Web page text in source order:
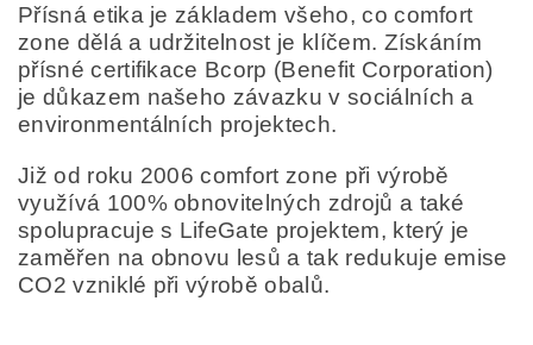
Přísná etika je základem všeho, co comfort
zone dělá a udržitelnost je klíčem. Získáním
přísné certifikace Bcorp (Benefit Corporation)
je důkazem našeho závazku v sociálních a
environmentálních projektech.
Již od roku 2006 comfort zone při výrobě
využívá 100% obnovitelných zdrojů a také
spolupracuje s LifeGate projektem, který je
zaměřen na obnovu lesů a tak redukuje emise
CO2 vzniklé při výrobě obalů.